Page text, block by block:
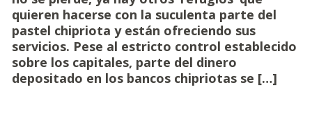
quieren hacerse con la suculenta parte del
pastel chipriota y están ofreciendo sus
servicios. Pese al estricto control establecido
sobre los capitales, parte del dinero
depositado en los bancos chipriotas se […]